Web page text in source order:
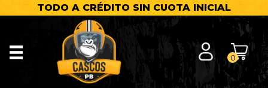
TODO A CRÉDITO SIN CUOTA INICIAL
0